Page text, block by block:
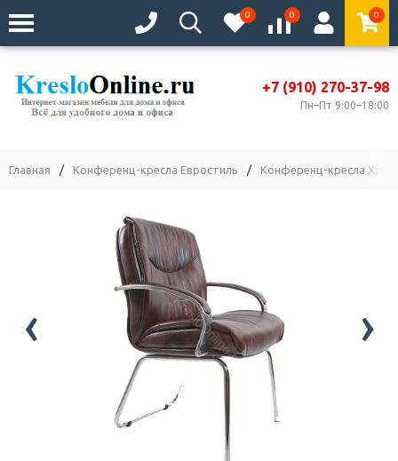
0 0 0
+7 (910) 270-37-98
Пн–Пт 9:00–18:00
Главная / Конференц-кресла Евростиль / Конференц-кресла Хром
‹ ›